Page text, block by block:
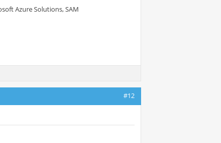
Azure Solutions, SAM
#12